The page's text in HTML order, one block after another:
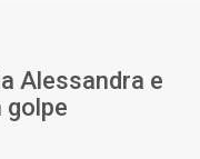
Alessandra e
golpe